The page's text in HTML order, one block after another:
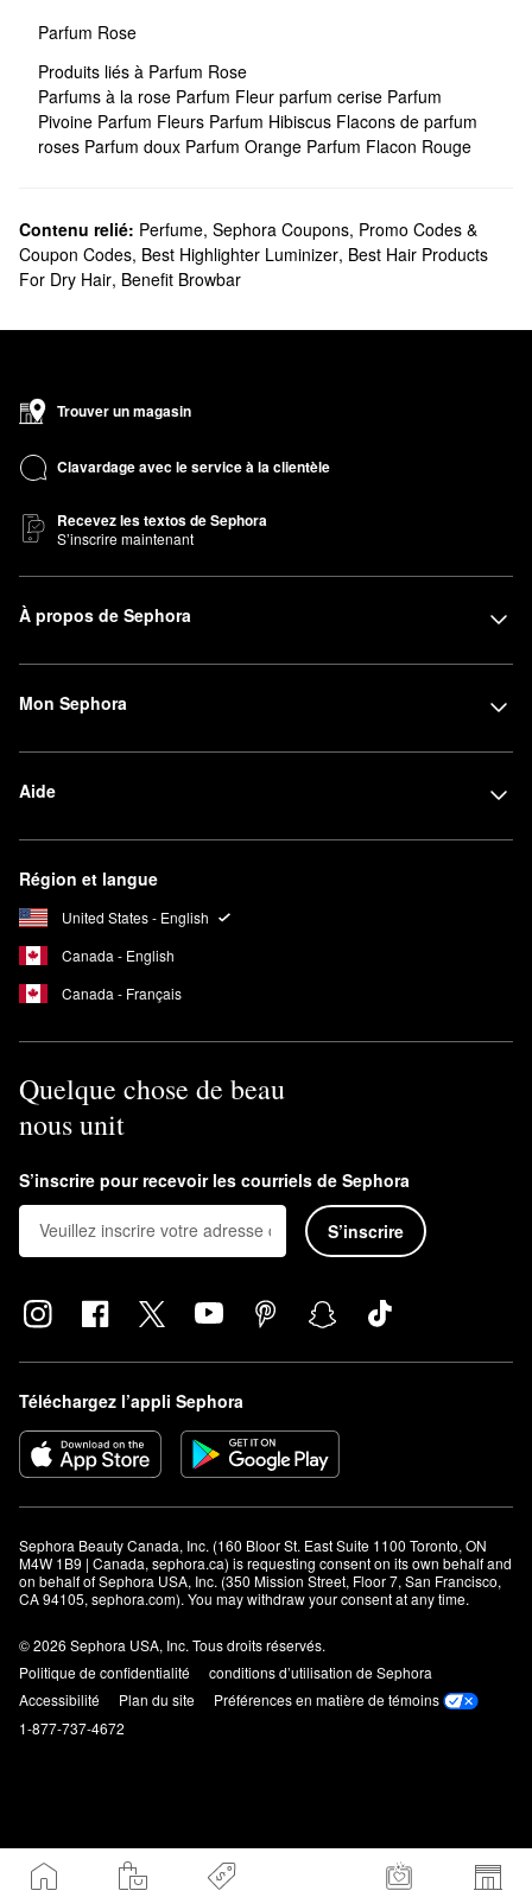
Parfum Rose
Produits liés à Parfum Rose
Parfums à la rose Parfum Fleur parfum cerise Parfum
Pivoine Parfum Fleurs Parfum Hibiscus Flacons de parfum
roses Parfum doux Parfum Orange Parfum Flacon Rouge
Contenu relié: Perfume, Sephora Coupons, Promo Codes &
Coupon Codes, Best Highlighter Luminizer, Best Hair Products
For Dry Hair, Benefit Browbar
Trouver un magasin
Clavardage avec le service à la clientèle
Recevez les textos de Sephora
S’inscrire maintenant
À propos de Sephora
Mon Sephora
Aide
Région et langue
United States - English
Canada - English
Canada - Français
Quelque chose de beau
nous unit
S’inscrire pour recevoir les courriels de Sephora
S’inscrire
Téléchargez l’appli Sephora
Sephora Beauty Canada, Inc. (160 Bloor St. East Suite 1100 Toronto, ON
M4W 1B9 | Canada, sephora.ca) is requesting consent on its own behalf and
on behalf of Sephora USA, Inc. (350 Mission Street, Floor 7, San Francisco,
CA 94105, sephora.com). You may withdraw your consent at any time.
© 2026 Sephora USA, Inc. Tous droits réservés.
Politique de confidentialité
conditions d’utilisation de Sephora
Accessibilité
Plan du site
Préférences en matière de témoins
1-877-737-4672